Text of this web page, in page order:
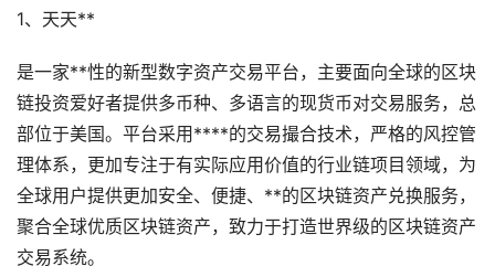
1、天天**
是一家**性的新型数字资产交易平台，主要面向全球的区块
链投资爱好者提供多币种、多语言的现货币对交易服务，总
部位于美国。平台采用****的交易撮合技术，严格的风控管
理体系，更加专注于有实际应用价值的行业链项目领域，为
全球用户提供更加安全、便捷、**的区块链资产兑换服务，
聚合全球优质区块链资产，致力于打造世界级的区块链资产
交易系统。